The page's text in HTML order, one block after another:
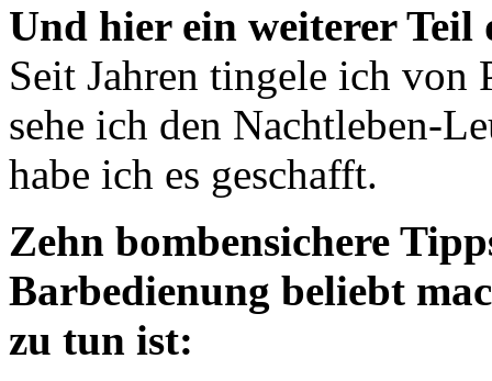
Und hier ein weiterer Teil
Seit Jahren tingele ich von
sehe ich den Nachtleben-
habe ich es geschafft.
Zehn bombensichere
Barbedienung beliebt
zu tun ist: